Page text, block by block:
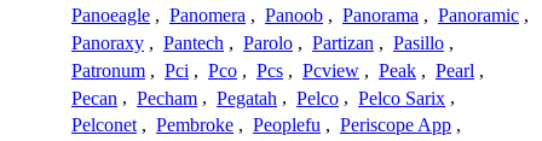
Panoeagle , Panomera , Panoob , Panorama , Panoramic ,
Panoraxy , Pantech , Parolo , Partizan , Pasillo ,
Patronum , Pci , Pco , Pcs , Pcview , Peak , Pearl ,
Pecan , Pecham , Pegatah , Pelco , Pelco Sarix ,
Pelconet , Pembroke , Peoplefu , Periscope App ,